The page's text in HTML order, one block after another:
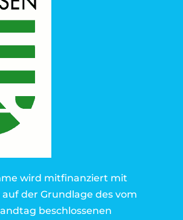
wird mitfinanziert mit
der Grundlage des vom
beschlossenen